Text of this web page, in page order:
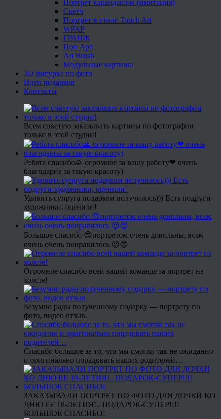
Портрет карандашом (имитация)
Скетч
Портрет в стиле Touch Art
WPAP
ГРАНЖ
Поп Арт
Art Brush
Модульные картины
3D фигурка по фото
Идеи подарков
Контакты
Всем советую заказывать картины по фотографии
только в этой студии!
Ребята спасибо🙏 огромное за вашу работу❤ очень
благодарна за такую красоту)
Удивить супруга подарком получилось))) Есть подруги-
художники, оценили!
Большое спасибо 😍портретом очень довольны, всем
очень очень понравилось 😍😍
Огромное спасибо всей вашей команде за портрет на
холсте!
Безумно рады полученному подарку — портрету по
фото, видео отзыв.
Спасибо большое за то, что мы смогли так не ожиданно
и оригинально порадовать наших родителей…
ЗАКАЗЫВАЛИ ПОРТРЕТ ПО ФОТО ДЛЯ ДОЧКИ КО
ДНЮ ЕЕ 18-ЛЕТИЯ!.. ПОДАРОК-СУПЕР!!!!
БОЛЬШОЕ СПАСИБО!